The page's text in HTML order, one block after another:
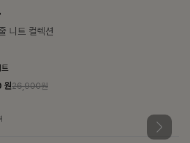
니트 컬렉션
원26,900원